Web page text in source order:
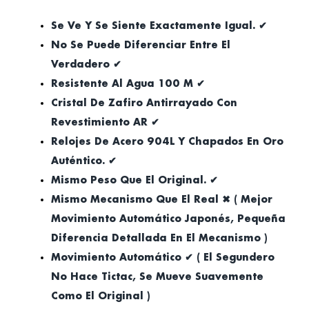
Se Ve Y Se Siente Exactamente Igual. ✔
No Se Puede Diferenciar Entre El
Verdadero ✔
Resistente Al Agua 100 M ✔
Cristal De Zafiro Antirrayado Con
Revestimiento AR ✔
Relojes De Acero 904L Y Chapados En Oro
Auténtico. ✔
Mismo Peso Que El Original. ✔
Mismo Mecanismo Que El Real ✖ ( Mejor
Movimiento Automático Japonés, Pequeña
Diferencia Detallada En El Mecanismo )
Movimiento Automático ✔ ( El Segundero
No Hace Tictac, Se Mueve Suavemente
Como El Original )